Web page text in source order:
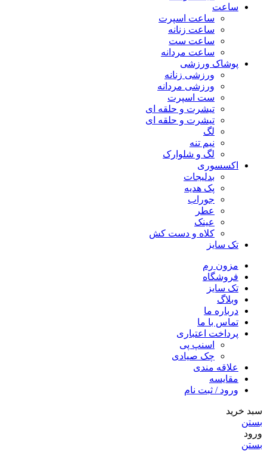
ساعت
ساعت اسپرت
ساعت زنانه
ساعت ست
ساعت مردانه
پوشاک ورزشی
ورزشی زنانه
ورزشی مردانه
ست اسپرت
تیشرت و حلقه ای
تیشرت و حلقه ای
لگ
نیم تنه
لگ و شلوارک
اکسسوری
بدلیجات
پک هدیه
جوراب
عطر
عینک
کلاه و دست کش
تک سایز
مزون رم
فروشگاه
تک سایز
وبلاگ
درباره ما
تماس با ما
پرداخت اعتباری
اسنپ پی
چک صیادی
علاقه مندی
مقايسه
ورود / ثبت نام
سبد خرید
بستن
ورود
بستن